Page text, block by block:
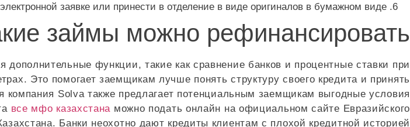
заявке или принести в отделение в виде оригиналов в бумажном виде.
займы можно рефинансировать?
функции, такие как сравнение банков и процентные ставки при
Это помогает заемщикам лучше понять структуру своего кредита и принять
Solva также предлагает потенциальным заемщикам выгодные условия
все мфо казахстана можно подать онлайн на официальном сайте Евразийского
Банки неохотно дают кредиты клиентам с плохой кредитной историей.